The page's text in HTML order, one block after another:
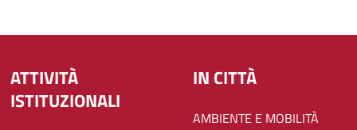
ATTIVITÀ
ISTITUZIONALI
IN CITTÀ
AMBIENTE E MOBILITÀ